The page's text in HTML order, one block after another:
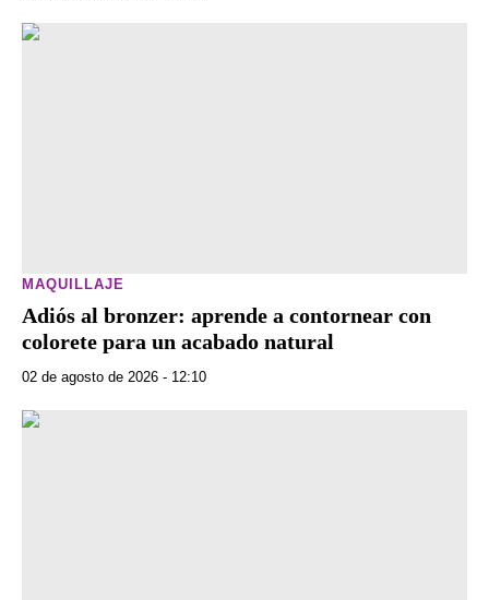
MAQUILLAJE
Adiós al bronzer: aprende a contornear con
colorete para un acabado natural
02 de agosto de 2026 - 12:10